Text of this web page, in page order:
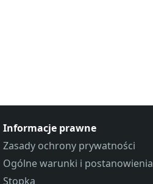
Informacje prawne
Zasady ochrony prywatności
Ogólne warunki i postanowienia
Stopka